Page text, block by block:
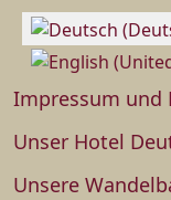
Impressum und
Unser Hotel
Unsere